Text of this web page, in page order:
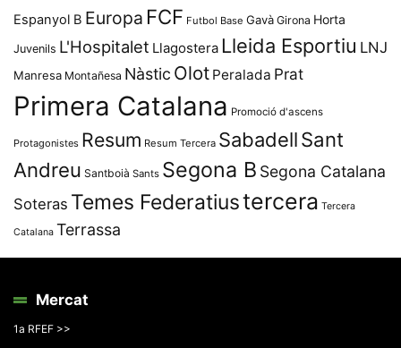
Espanyol B Europa FCF Futbol Base Gavà Girona Horta
Juvenils L'Hospitalet Llagostera Lleida Esportiu LNJ
Manresa Montañesa Nàstic Olot Peralada Prat
Primera Catalana Promoció d'ascens
Protagonistes Resum Resum Tercera SabadellSant
Andreu Santboià Sants Segona B Segona Catalana
Soteras Temes Federatiustercera Tercera
Catalana Terrassa
Mercat
1a RFEF >>